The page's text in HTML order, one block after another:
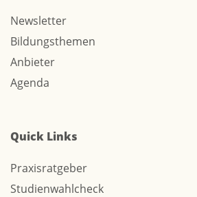
Newsletter
Bildungsthemen
Anbieter
Agenda
Quick Links
Praxisratgeber
Studienwahlcheck